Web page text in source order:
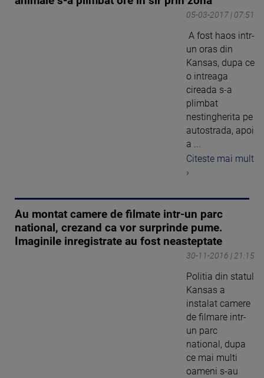
05-03-2017 | 07:51
A fost haos intr-
un oras din
Kansas, dupa ce
o intreaga
cireada s-a
plimbat
nestingherita pe
autostrada, apoi
a ...
Citeste mai mult
›
Au montat camere de filmate intr-un parc
national, crezand ca vor surprinde pume.
Imaginile inregistrate au fost neasteptate
30-11-2016 | 21:15
Politia din statul
Kansas a
instalat camere
de filmare intr-
un parc
national, dupa
ce mai multi
oameni s-au